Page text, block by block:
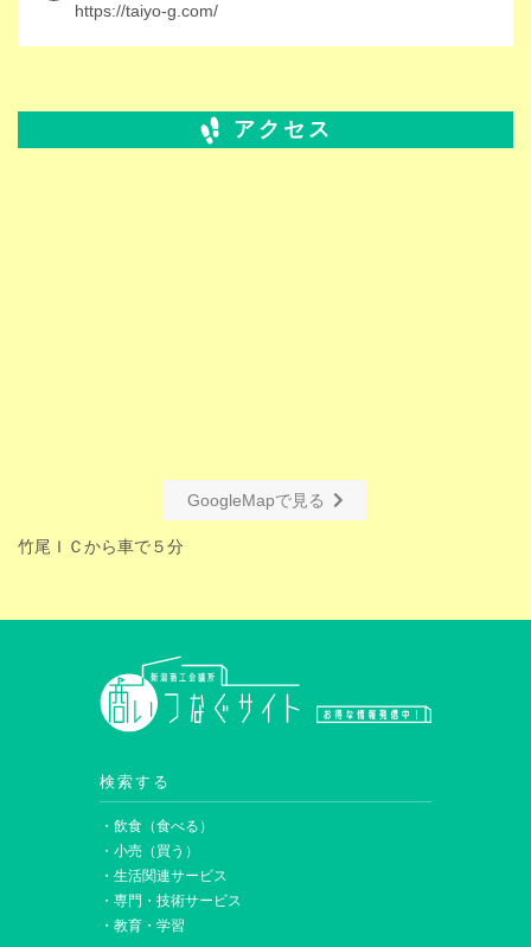
https://taiyo-g.com/
GoogleMapで見る
アクセス
竹尾ＩＣから車で５分
検索する
・飲食（食べる）
・小売（買う）
・生活関連サービス
・専門・技術サービス
・教育・学習